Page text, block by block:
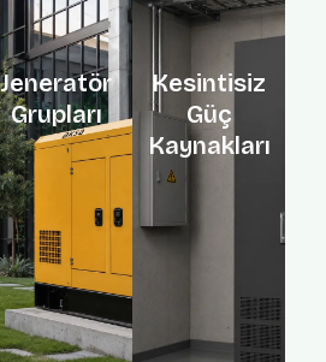
Jeneratör
Grupları
Kesintisiz
Güç
Kaynakları